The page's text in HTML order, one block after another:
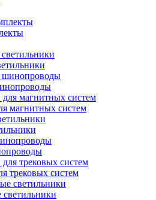
магнитных систем
трековых систем